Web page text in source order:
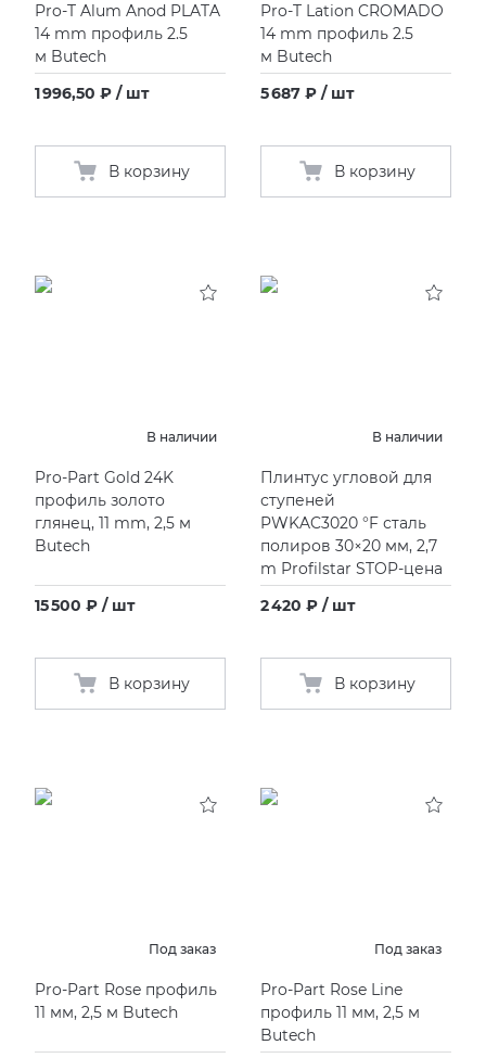
Pro-T Alum Anod PLATA
14 mm профиль 2.5
м Butech
1 996,50 ₽ / шт
В корзину
Pro-T Lation CROMADO
14 mm профиль 2.5
м Butech
5 687 ₽ / шт
В корзину
В наличии
Pro-Part Gold 24K
профиль золото
глянец, 11 mm, 2,5 м
Butech
15 500 ₽ / шт
В корзину
В наличии
Плинтус угловой для
ступеней
PWKAC3020 °F сталь
полиров 30×20 мм, 2,7
m Profilstar STOP-цена
2 420 ₽ / шт
В корзину
Под заказ
Pro-Part Rose профиль
11 мм, 2,5 м Butech
Под заказ
Pro-Part Rose Line
профиль 11 мм, 2,5 м
Butech